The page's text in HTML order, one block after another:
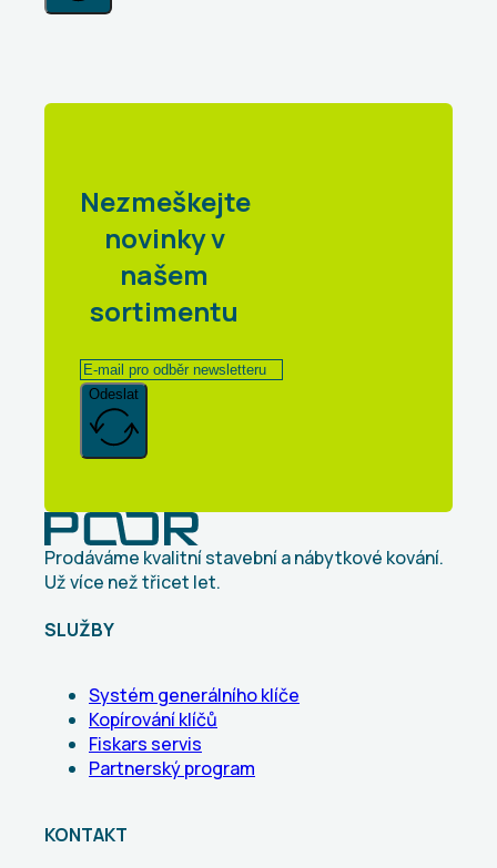
Nezmeškejte
novinky v
našem
sortimentu
Odeslat
Prodáváme kvalitní stavební a nábytkové kování.
Už více než třicet let.
SLUŽBY
Systém generálního klíče
Kopírování klíčů
Fiskars servis
Partnerský program
KONTAKT